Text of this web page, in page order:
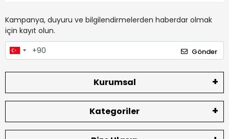
Kampanya, duyuru ve bilgilendirmelerden haberdar olmak
için kayıt olun.
Gönder
Kurumsal
Kategoriler